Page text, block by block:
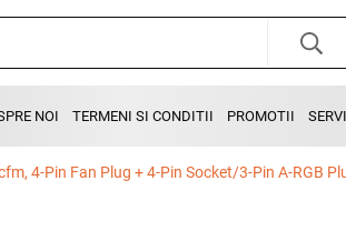
NOI TERMENI SI CONDITII PROMOTII